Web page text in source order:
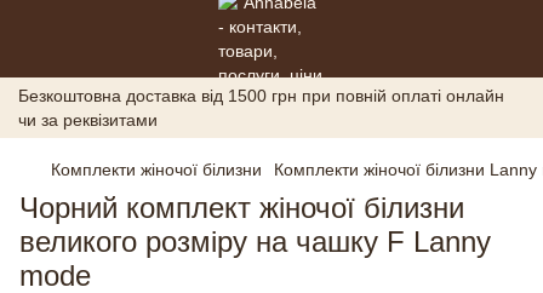
Безкоштовна доставка від 1500 грн при повній оплаті онлайн
чи за реквізитами
Комплекти жіночої білизни Комплекти жіночої білизни
Чорний комплект жіночої білизни
великого розміру на чашку F Lanny
mode